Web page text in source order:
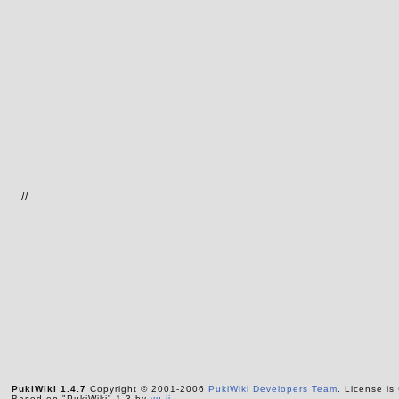
//
PukiWiki 1.4.7 Copyright © 2001-2006 PukiWiki Developers Team. License is